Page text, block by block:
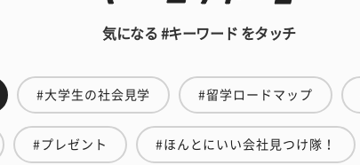
気になる #キーワード をタッチ
#大学生の社会見学 #留学ロードマップ
#プレゼント #ほんとにいい会社見つけ隊！